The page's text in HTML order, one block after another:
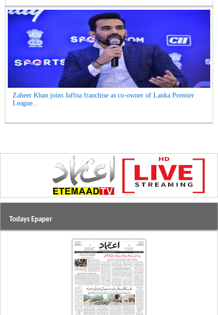
Zaheer Khan joins Jaffna franchise as co-owner of Lanka Premier
League...
Todays Epaper